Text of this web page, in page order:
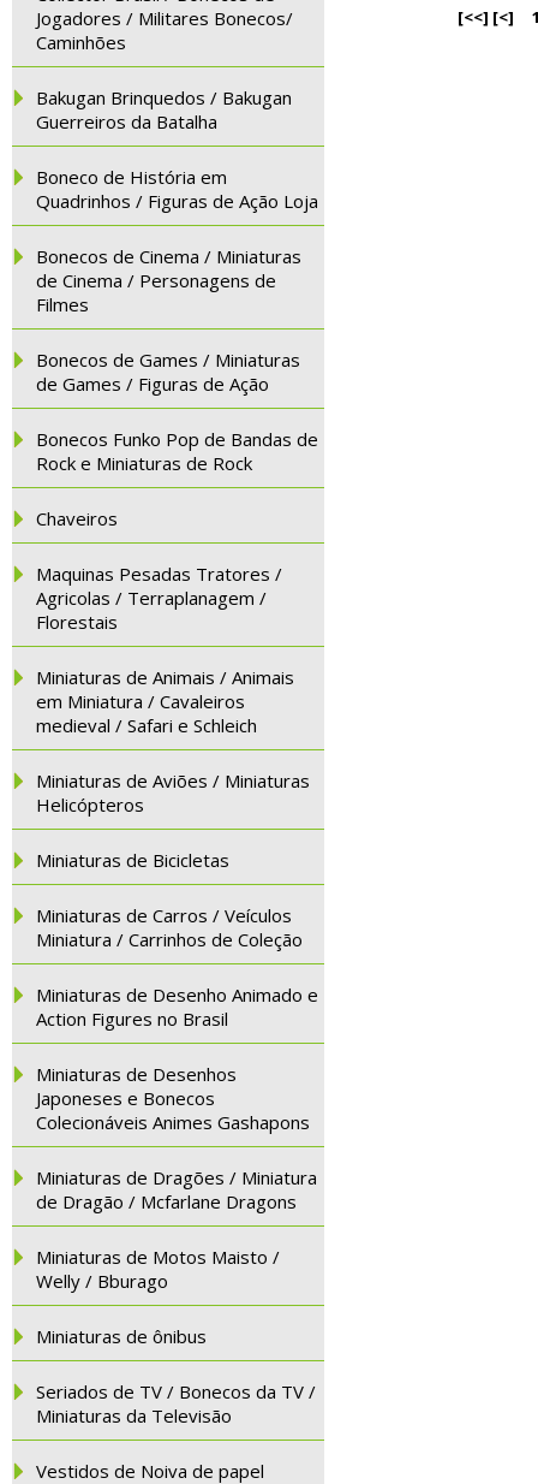
Jogadores / Militares Bonecos/
Caminhões
Bakugan Brinquedos / Bakugan
Guerreiros da Batalha
Boneco de História em
Quadrinhos / Figuras de Ação Loja
Bonecos de Cinema / Miniaturas
de Cinema / Personagens de
Filmes
Bonecos de Games / Miniaturas
de Games / Figuras de Ação
Bonecos Funko Pop de Bandas de
Rock e Miniaturas de Rock
Chaveiros
Maquinas Pesadas Tratores /
Agricolas / Terraplanagem /
Florestais
Miniaturas de Animais / Animais
em Miniatura / Cavaleiros
medieval / Safari e Schleich
Miniaturas de Aviões / Miniaturas
Helicópteros
Miniaturas de Bicicletas
Miniaturas de Carros / Veículos
Miniatura / Carrinhos de Coleção
Miniaturas de Desenho Animado e
Action Figures no Brasil
Miniaturas de Desenhos
Japoneses e Bonecos
Colecionáveis Animes Gashapons
Miniaturas de Dragões / Miniatura
de Dragão / Mcfarlane Dragons
Miniaturas de Motos Maisto /
Welly / Bburago
Miniaturas de ônibus
Seriados de TV / Bonecos da TV /
Miniaturas da Televisão
Vestidos de Noiva de papel
[<<] [<]